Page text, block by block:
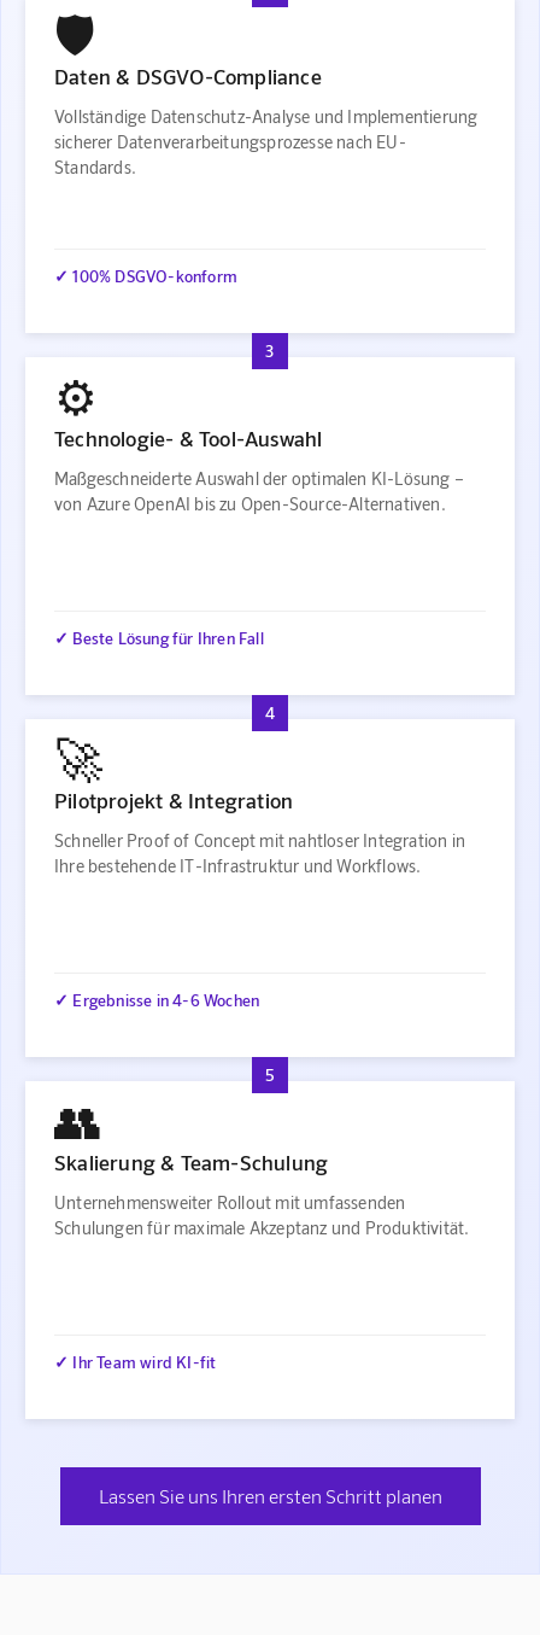
🛡️
Daten & DSGVO-Compliance
Vollständige Datenschutz-Analyse und Implementierung
sicherer Datenverarbeitungsprozesse nach EU-
Standards.
✓ 100% DSGVO-konform
3
⚙️
Technologie- & Tool-Auswahl
Maßgeschneiderte Auswahl der optimalen KI-Lösung –
von Azure OpenAI bis zu Open-Source-Alternativen.
✓ Beste Lösung für Ihren Fall
4
🚀
Pilotprojekt & Integration
Schneller Proof of Concept mit nahtloser Integration in
Ihre bestehende IT-Infrastruktur und Workflows.
✓ Ergebnisse in 4-6 Wochen
5
👥
Skalierung & Team-Schulung
Unternehmensweiter Rollout mit umfassenden
Schulungen für maximale Akzeptanz und Produktivität.
✓ Ihr Team wird KI-fit
Lassen Sie uns Ihren ersten Schritt planen